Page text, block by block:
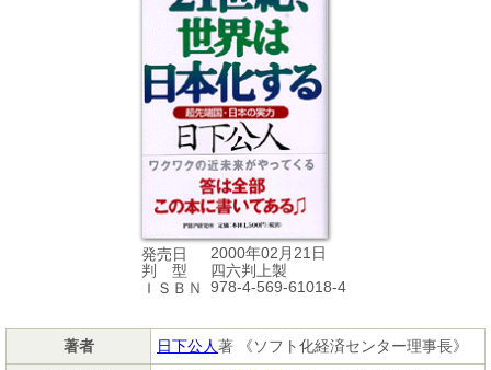
発売日
2000年02月21日
判 型
四六判上製
ＩＳＢＮ
978-4-569-61018-4
著者 日下公人著 《ソフト化経済センター理事長》